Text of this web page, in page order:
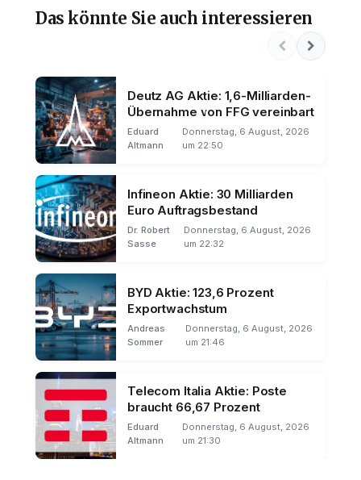
Das könnte Sie auch interessieren
Deutz AG Aktie: 1,6-Milliarden-
Übernahme von FFG vereinbart
Eduard
Altmann
Donnerstag, 6 August, 2026
um 22:50
Infineon Aktie: 30 Milliarden
Euro Auftragsbestand
Dr. Robert
Sasse
Donnerstag, 6 August, 2026
um 22:32
BYD Aktie: 123,6 Prozent
Exportwachstum
Andreas
Sommer
Donnerstag, 6 August, 2026
um 21:46
Telecom Italia Aktie: Poste
braucht 66,67 Prozent
Eduard
Altmann
Donnerstag, 6 August, 2026
um 21:30